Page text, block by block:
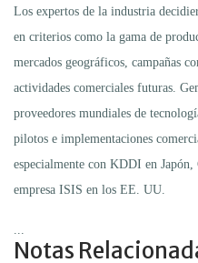
Los expertos de la industria
en criterios como la gama de
mercados geográficos, campañas
actividades comerciales futuras.
proveedores mundiales de
pilotos e implementaciones
especialmente con KDDI en
empresa ISIS en los EE. UU.
Notas